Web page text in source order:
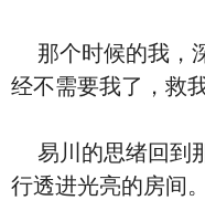
那个时候的我，
经不需要我了，救
易川的思绪回到
行透进光亮的房间。